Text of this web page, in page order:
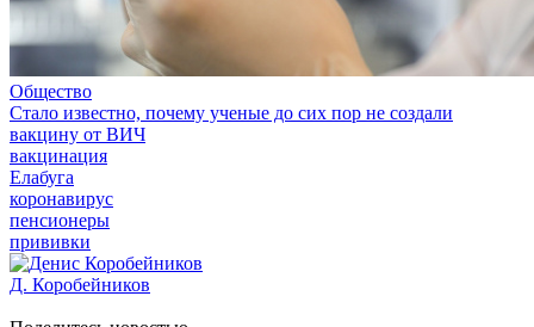
Общество
Стало известно, почему ученые до сих пор не создали
вакцину от ВИЧ
вакцинация
Елабуга
коронавирус
пенсионеры
прививки
Д. Коробейников